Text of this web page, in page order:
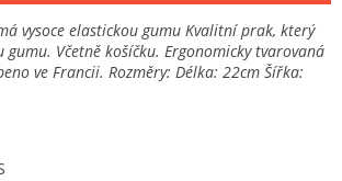
vysoce elastickou gumu Kvalitní prak, který
gumu. Včetně košíčku. Ergonomicky tvarovaná
ve Francii. Rozměry: Délka: 22cm Šířka: